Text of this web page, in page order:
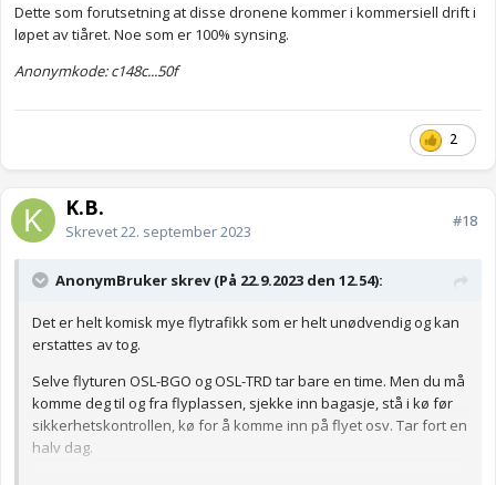
Dette som forutsetning at disse dronene kommer i kommersiell drift i
løpet av tiåret. Noe som er 100% synsing.
Anonymkode: c148c...50f
2
K.B.
Skrevet22. september 2023
#18
AnonymBruker skrev (På 22.9.2023 den 12.54):
Det er helt komisk mye flytrafikk som er helt unødvendig og kan
erstattes av tog.
Selve flyturen OSL-BGO og OSL-TRD tar bare en time. Men du må
komme deg til og fra flyplassen, sjekke inn bagasje, stå i kø før
sikkerhetskontrollen, kø for å komme inn på flyet osv. Tar fort en
halv dag.